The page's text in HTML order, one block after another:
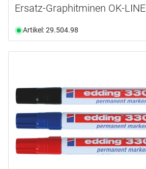
Ersatz-Graphitminen OK-LINE
Artikel: 29.504.98